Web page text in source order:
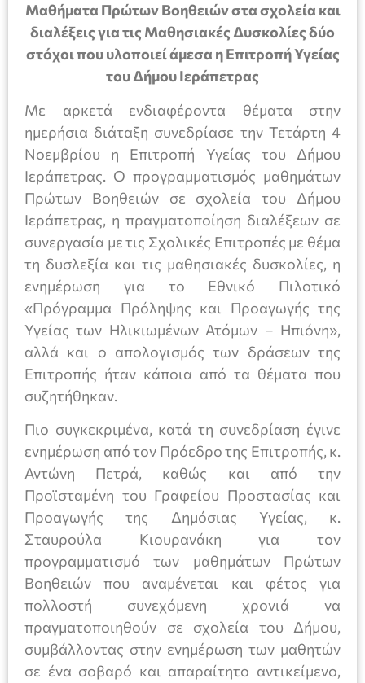
Μαθήματα Πρώτων Βοηθειών στα σχολεία και
διαλέξεις για τις Μαθησιακές Δυσκολίες δύο
στόχοι που υλοποιεί άμεσα η Επιτροπή Υγείας
του Δήμου Ιεράπετρας
Με αρκετά ενδιαφέροντα θέματα στην
ημερήσια διάταξη συνεδρίασε την Τετάρτη 4
Νοεμβρίου η Επιτροπή Υγείας του Δήμου
Ιεράπετρας. Ο προγραμματισμός μαθημάτων
Πρώτων Βοηθειών σε σχολεία του Δήμου
Ιεράπετρας, η πραγματοποίηση διαλέξεων σε
συνεργασία με τις Σχολικές Επιτροπές με θέμα
τη δυσλεξία και τις μαθησιακές δυσκολίες, η
ενημέρωση για το Εθνικό Πιλοτικό
«Πρόγραμμα Πρόληψης και Προαγωγής της
Υγείας των Ηλικιωμένων Ατόμων – Ηπιόνη»,
αλλά και ο απολογισμός των δράσεων της
Επιτροπής ήταν κάποια από τα θέματα που
συζητήθηκαν.
Πιο συγκεκριμένα, κατά τη συνεδρίαση έγινε
ενημέρωση από τον Πρόεδρο της Επιτροπής, κ.
Αντώνη Πετρά, καθώς και από την
Προϊσταμένη του Γραφείου Προστασίας και
Προαγωγής της Δημόσιας Υγείας, κ.
Σταυρούλα Κιουρανάκη για τον
προγραμματισμό των μαθημάτων Πρώτων
Βοηθειών που αναμένεται και φέτος για
πολλοστή συνεχόμενη χρονιά να
πραγματοποιηθούν σε σχολεία του Δήμου,
συμβάλλοντας στην ενημέρωση των μαθητών
σε ένα σοβαρό και απαραίτητο αντικείμενο,